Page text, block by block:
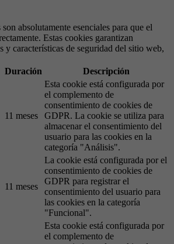
absolutamente esenciales para que el
Estas cookies garantizan
y características de seguridad del sitio web,
Duración Descripción
11 meses
Esta cookie está configurada por
el complemento de
consentimiento de cookies de
GDPR. La cookie se utiliza para
almacenar el consentimiento del
usuario para las cookies en la
categoría "Análisis".
11 meses
La cookie está configurada por el
consentimiento de cookies de
GDPR para registrar el
consentimiento del usuario para
las cookies en la categoría
"Funcional".
Esta cookie está configurada por
el complemento de